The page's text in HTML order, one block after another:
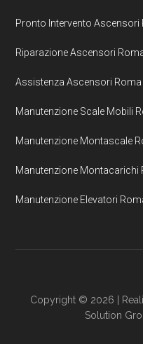
Pronto Intervento Ascensori
Riparazione Ascensori
Assistenza Ascensori Roma
Manutenzione Scale Mobili
Manutenzione Montascale
Manutenzione Montacarichi
Manutenzione Elevatori
Copyright © 2026 |
Solution